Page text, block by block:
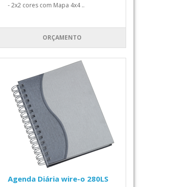
- 2x2 cores com Mapa 4x4 ..
ORÇAMENTO
Agenda Diária wire-o 280LS